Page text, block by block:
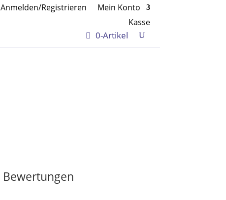
Anmelden/Registrieren
Mein Konto
Kasse
0-Artikel
Bewertungen